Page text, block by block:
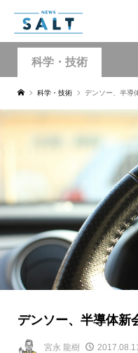
科学・技術
科学・技術 デンソー、半導
デンソー、半導体新
宮永 龍樹 2017.08.11